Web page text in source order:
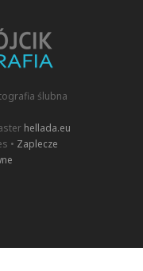
ślubna
hellada.eu
• Zaplecze